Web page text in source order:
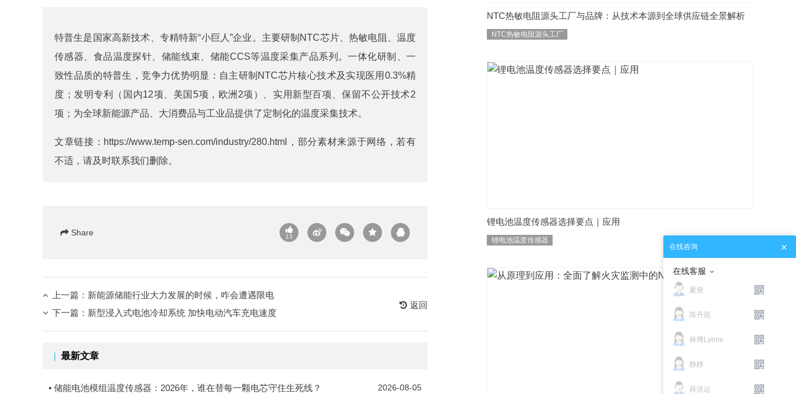
特普生是国家高新技术、专精特新“小巨人”企业。主要研制 NTC芯片、热敏电阻
温度
传感器
食品温度探针 储能线束 储能CCS等温度采集产品系列。一体化研制、一
致性品质的特普生，竞争力优势明显：自主研制NTC芯片核心技术及实现医用0.3%精
度；发明专利（国内12项、美国5项，欧洲2项）、实用新型百项、保留不公开技术2
项；为全球新能源产品、大消费品与工业品提供了定制化的温度采集技术。
文章链接： https://www.temp-sen.com/industry/280.html
，部分素材来源于网络，若有
不适，请及时联系我们删除。
Share 13
返回
上一篇： 新能源储能行业大力发展的时候，咋会遭遇限电
下一篇： 新型浸入式电池冷却系统 加快电动汽车充电速度
最新文章
2026-08-05
• 储能电池模组温度传感器：2026年，谁在替每一颗电芯守住生死线？
NTC热敏电阻源头工厂与品牌：从技术本源到全球供应链全景解析
NTC热敏电阻源头工厂
锂电池温度传感器选择要点｜应用
锂电池温度传感器
在线咨询
在线客服
夏俊
陈丹苑
林博Lynne
静静
薛洪运